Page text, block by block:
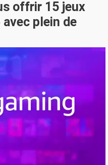
offrir 15 jeux
plein de